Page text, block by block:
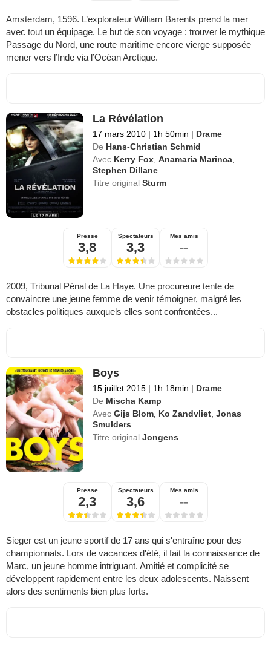
Amsterdam, 1596. L’explorateur William Barents prend la mer
avec tout un équipage. Le but de son voyage : trouver le mythique
Passage du Nord, une route maritime encore vierge supposée
mener vers l’Inde via l’Océan Arctique.
La Révélation
17 mars 2010 | 1h 50min | Drame
De Hans-Christian Schmid
Avec Kerry Fox,Anamaria Marinca,
Stephen Dillane
Titre originalSturm
Presse
3,8
Spectateurs
3,3
Mes amis
--
2009, Tribunal Pénal de La Haye. Une procureure tente de
convaincre une jeune femme de venir témoigner, malgré les
obstacles politiques auxquels elles sont confrontées...
Boys
15 juillet 2015 | 1h 18min | Drame
De Mischa Kamp
Avec Gijs Blom, Ko Zandvliet,Jonas
Smulders
Titre originalJongens
Presse
2,3
Spectateurs
3,6
Mes amis
--
Sieger est un jeune sportif de 17 ans qui s'entraîne pour des
championnats. Lors de vacances d'été, il fait la connaissance de
Marc, un jeune homme intriguant. Amitié et complicité se
développent rapidement entre les deux adolescents. Naissent
alors des sentiments bien plus forts.